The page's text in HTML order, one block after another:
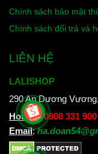
Chính sách bảo mật
Chính sách đổi trả và
LIÊN HỆ
LALISHOP
290 An Dương
Hotline: 0908 331 900
Email: